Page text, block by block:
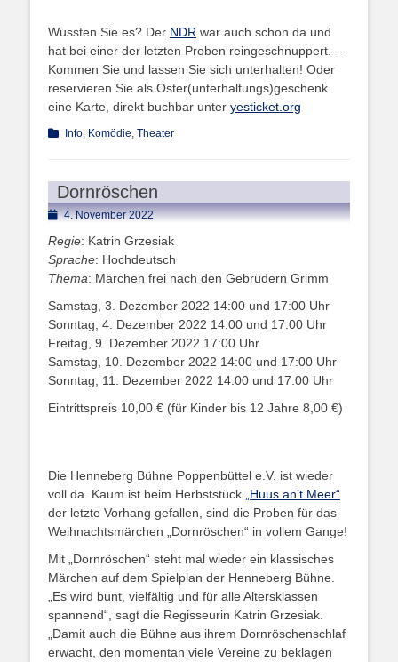
Wussten Sie es? Der NDR war auch schon da und
hat bei einer der letzten Proben reingeschnuppert. –
Kommen Sie und lassen Sie sich unterhalten! Oder
reservieren Sie als Oster(unterhaltungs)geschenk
eine Karte, direkt buchbar unter yesticket.org
Kategorien
Info Komödie Theater
Dornröschen
Posted4. November 2022
Regie: Katrin Grzesiak
Sprache: Hochdeutsch
Thema: Märchen frei nach den Gebrüdern Grimm
Samstag, 3. Dezember 2022 14:00 und 17:00 Uhr
Sonntag, 4. Dezember 2022 14:00 und 17:00 Uhr
Freitag, 9. Dezember 2022 17:00 Uhr
Samstag, 10. Dezember 2022 14:00 und 17:00 Uhr
Sonntag, 11. Dezember 2022 14:00 und 17:00 Uhr
Eintrittspreis 10,00 € (für Kinder bis 12 Jahre 8,00 €)
Die Henneberg Bühne Poppenbüttel e.V. ist wieder
voll da. Kaum ist beim Herbststück
„Huus an’t Meer“
der letzte Vorhang gefallen, sind die Proben für das
Weihnachtsmärchen „Dornröschen“ in vollem Gange!
Mit „Dornröschen“ steht mal wieder ein klassisches
Märchen auf dem Spielplan der Henneberg Bühne.
„Es wird bunt, vielfältig und für alle Altersklassen
spannend“, sagt die Regisseurin Katrin Grzesiak.
„Damit auch die Bühne aus ihrem Dornröschenschlaf
erwacht, den momentan viele Vereine zu beklagen